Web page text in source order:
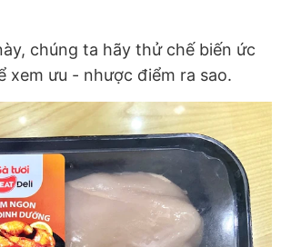
chúng ta hãy thử chế biến ức
xem ưu - nhược điểm ra sao.